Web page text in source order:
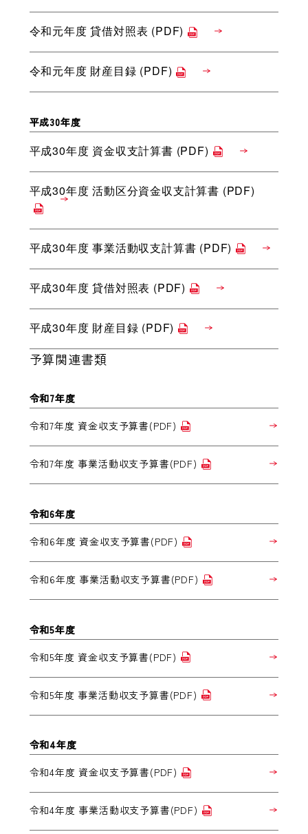
令和元年度 貸借対照表 (PDF)
令和元年度 財産目録 (PDF)
平成30年度
平成30年度 資金収支計算書 (PDF)
平成30年度 活動区分資金収支計算書 (PDF)
平成30年度 事業活動収支計算書 (PDF)
平成30年度 貸借対照表 (PDF)
平成30年度 財産目録 (PDF)
予算関連書類
令和7年度
令和7年度 資金収支予算書(PDF)
令和7年度 事業活動収支予算書(PDF)
令和6年度
令和6年度 資金収支予算書(PDF)
令和6年度 事業活動収支予算書(PDF)
令和5年度
令和5年度 資金収支予算書(PDF)
令和5年度 事業活動収支予算書(PDF)
令和4年度
令和4年度 資金収支予算書(PDF)
令和4年度 事業活動収支予算書(PDF)